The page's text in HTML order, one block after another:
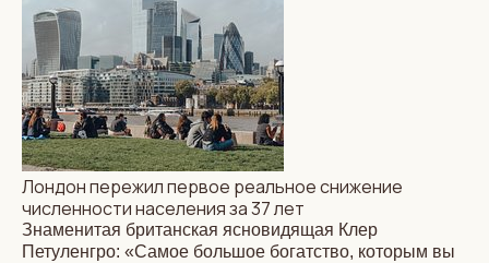
Лондон пережил первое реальное снижение
численности населения за 37 лет
Знаменитая британская ясновидящая Клер
Петуленгро: «Самое большое богатство, которым вы